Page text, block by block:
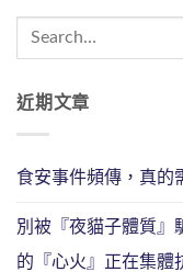
近期文章
食安事件頻傳，真的
別被『夜貓子體質』
的『心火』正在集體